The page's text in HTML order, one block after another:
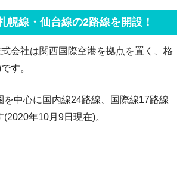
幌線・仙台線の2路線を開設！
会社は関西国際空港を拠点を置く、格
す。
を中心に国内線24路線、国際線17路線
年10月9日現在)。